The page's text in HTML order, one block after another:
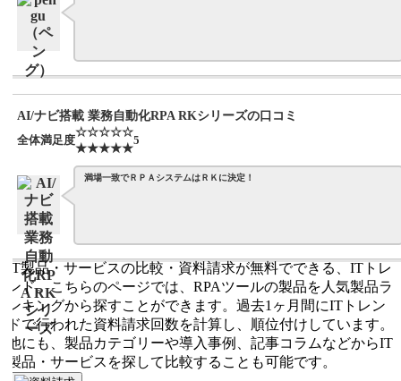
AI/ナビ搭載 業務自動化RPA RKシリーズの口コミ
全体満足度
☆☆☆☆☆
★★★★★
5
満場一致でＲＰＡシステムはＲＫに決定！
製品・サービスの比較・資料請求が無料でできる、ITトレ
ド。こちらのページでは、RPAツールの製品を人気製品ラ
キングから探すことができます。過去1ヶ月間にITトレン
で行われた資料請求回数を計算し、順位付けしています。
にも、製品カテゴリーや導入事例、記事コラムなどからIT
品・サービスを探して比較することも可能です。